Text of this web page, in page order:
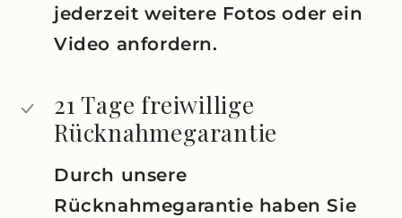
jederzeit weitere Fotos oder ein
Video anfordern.
21 Tage freiwillige
Rücknahmegarantie
Durch unsere
Rücknahmegarantie haben Sie